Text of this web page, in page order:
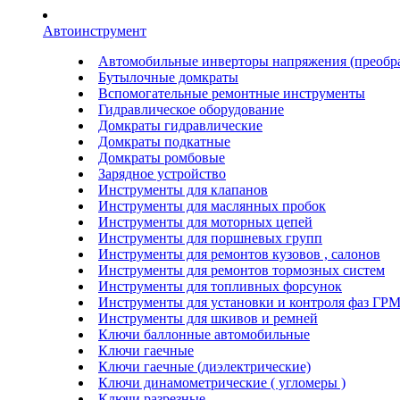
Автоинструмент
Автомобильные инверторы напряжения
Бутылочные домкраты
Вспомогательные ремонтные инструменты
Гидравлическое оборудование
Домкраты гидравлические
Домкраты подкатные
Домкраты ромбовые
Зарядное устройство
Инструменты для клапанов
Инструменты для маслянных пробок
Инструменты для моторных цепей
Инструменты для поршневых групп
Инструменты для ремонтов кузовов , салонов
Инструменты для ремонтов тормозных систем
Инструменты для топливных форсунок
Инструменты для установки и контроля фаз ГРМ
Инструменты для шкивов и ремней
Ключи баллонные автомобильные
Ключи гаечные
Ключи гаечные (диэлектрические)
Ключи динамометрические ( угломеры )